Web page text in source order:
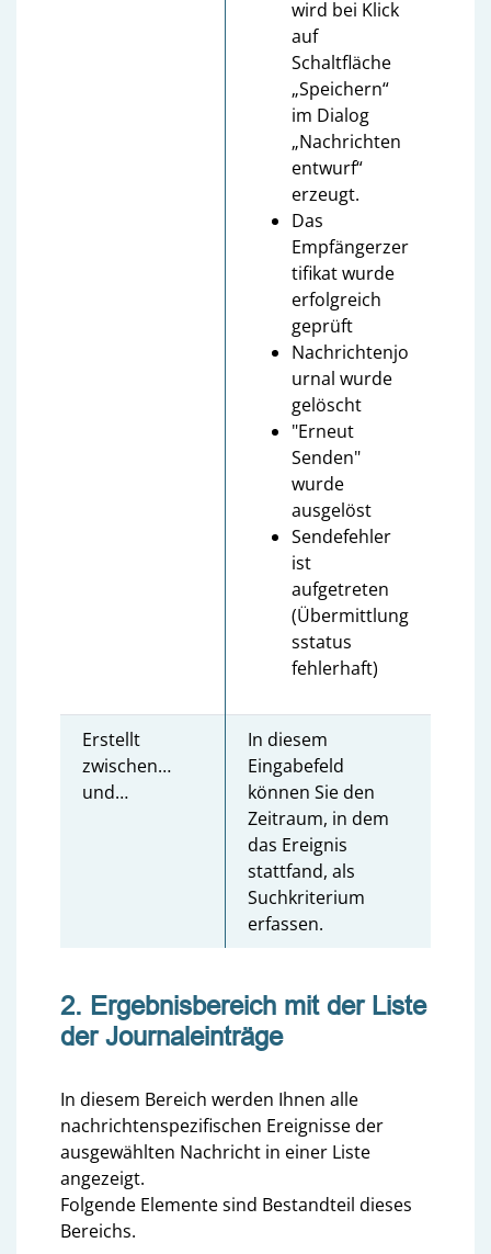
wird bei Klick
auf
Schaltfläche
„Speichern“
im Dialog
„Nachrichten
entwurf“
erzeugt.
Das
Empfängerzer
tifikat wurde
erfolgreich
geprüft
Nachrichtenjo
urnal wurde
gelöscht
"Erneut
Senden"
wurde
ausgelöst
Sendefehler
ist
aufgetreten
(Übermittlung
sstatus
fehlerhaft)
Erstellt
zwischen…
und…
In diesem
Eingabefeld
können Sie den
Zeitraum, in dem
das Ereignis
stattfand, als
Suchkriterium
erfassen.
2. Ergebnisbereich mit der Liste
der Journaleinträge
In diesem Bereich werden Ihnen alle
nachrichtenspezifischen Ereignisse der
ausgewählten Nachricht in einer Liste
angezeigt.
Folgende Elemente sind Bestandteil dieses
Bereichs.